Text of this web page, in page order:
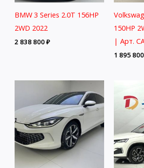
BMW 3 Series 2.0T 156HP
2WD 2022
2 838 800₽
150HP
| Арт.
1 895 800